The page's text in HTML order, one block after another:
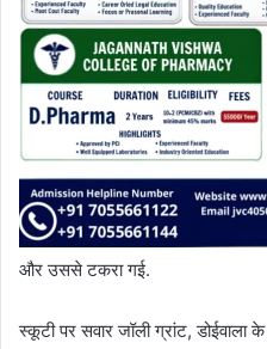
और उससे टकरा गई.
स्कूटी पर सवार जॉली ग्रांट, डोईवाला